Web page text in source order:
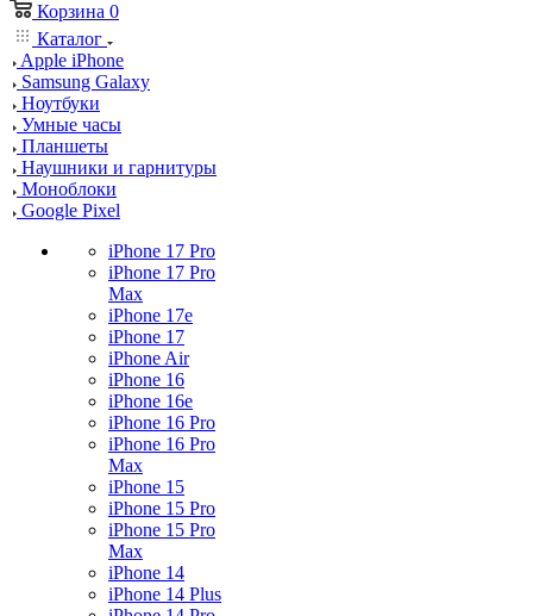
Корзина 0
Каталог
Apple iPhone
Samsung Galaxy
Ноутбуки
Умные часы
Планшеты
Наушники и гарнитуры
Моноблоки
Google Pixel
iPhone 17 Pro
iPhone 17 Pro
Max
iPhone 17e
iPhone 17
iPhone Air
iPhone 16
iPhone 16e
iPhone 16 Pro
iPhone 16 Pro
Max
iPhone 15
iPhone 15 Pro
iPhone 15 Pro
Max
iPhone 14
iPhone 14 Plus